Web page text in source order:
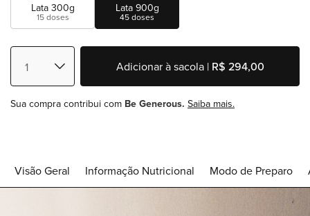
Lata 300g
15 doses
Lata 900g
45 doses
Adicionar à sacola | R$ 294,00
Sua compra contribui com Be Generous. Saiba mais.
Visão Geral Informação Nutricional Modo de Preparo